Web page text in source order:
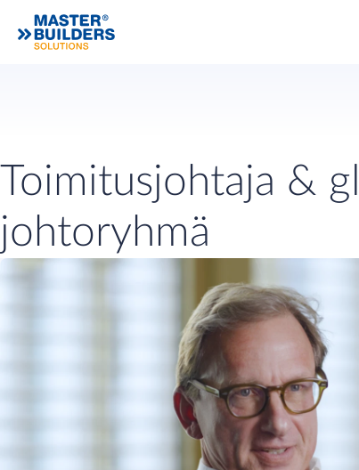
Toimitusjohtaja &
johtoryhmä